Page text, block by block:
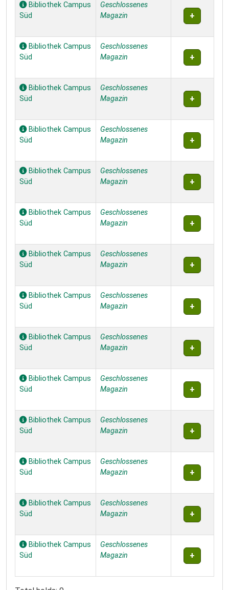
Bibliothek Campus
Süd
Geschlossenes
Magazin
Bibliothek Campus
Süd
Geschlossenes
Magazin
Bibliothek Campus
Süd
Geschlossenes
Magazin
Bibliothek Campus
Süd
Geschlossenes
Magazin
Bibliothek Campus
Süd
Geschlossenes
Magazin
Bibliothek Campus
Süd
Geschlossenes
Magazin
Bibliothek Campus
Süd
Geschlossenes
Magazin
Bibliothek Campus
Süd
Geschlossenes
Magazin
Bibliothek Campus
Süd
Geschlossenes
Magazin
Bibliothek Campus
Süd
Geschlossenes
Magazin
Bibliothek Campus
Süd
Geschlossenes
Magazin
Bibliothek Campus
Süd
Geschlossenes
Magazin
Bibliothek Campus
Süd
Geschlossenes
Magazin
Bibliothek Campus
Süd
Geschlossenes
Magazin